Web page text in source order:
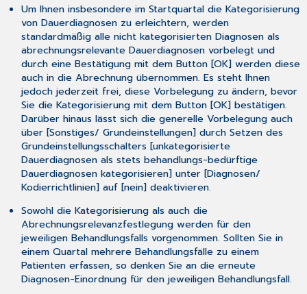
von
Kundenwünschen
3.10.1
Individuelle
Größen-
Anpassung
der
Diagnosen-
Listen
in
der
[F11]
3.10.2
Markierung
konkreter
EBM-
Ziffern
in
der
Um Ihnen insbesondere im Startquartal die Kategorisierung
von Dauerdiagnosen zu erleichtern, werden
standardmäßig alle nichtkategorisierten Diagnosen als
abrechnungsrelevante Dauerdiagnosen vorbelegt und
durch eine Bestätigung mit dem Button [OK] werden diese
auch in die Abrechnung übernommen. Es steht Ihnen
jedoch jederzeit frei, diese Vorbelegung zu ändern, bevor
Sie die Kategorisierung mit dem Button [OK] bestätigen.
Darüber hinaus lässt sich die generelle Vorbelegung auch
über [Sonstiges/ Grundeinstellungen] durch Setzen des
Grundeinstellungsschalters [unkategorisierte
Dauerdiagnosen als stets behandlungs-bedürftige
Dauerdiagnosen kategorisieren] unter [Diagnosen/
Kodierrichtlinien] auf [nein] deaktivieren.
Sowohl die Kategorisierung als auch die
Abrechnungsrelevanzfestlegung werden für den
jeweiligen Behandlungsfalls vorgenommen. Sollten Sie in
einem Quartal mehrere Behandlungsfälle zu einem
Patienten erfassen, so denken Sie an die erneute
Diagnosen-Einordnung für den jeweiligen Behandlungsfall.